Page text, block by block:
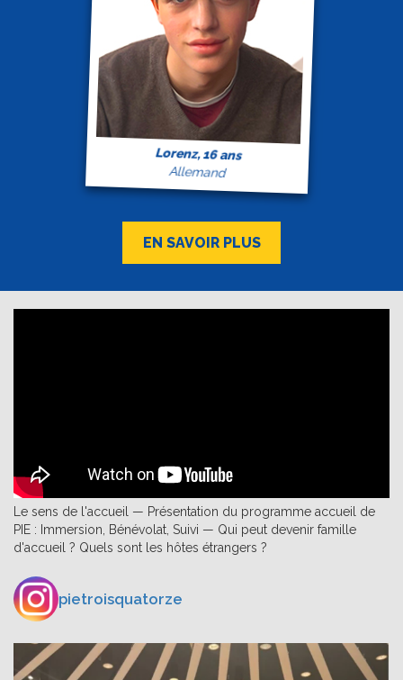
Lorenz, 16 ans
Allemand
EN SAVOIR PLUS
Le sens de l'accueil — Présentation du programme accueil de
PIE : Immersion, Bénévolat, Suivi — Qui peut devenir famille
d'accueil ? Quels sont les hôtes étrangers ?
pietroisquatorze